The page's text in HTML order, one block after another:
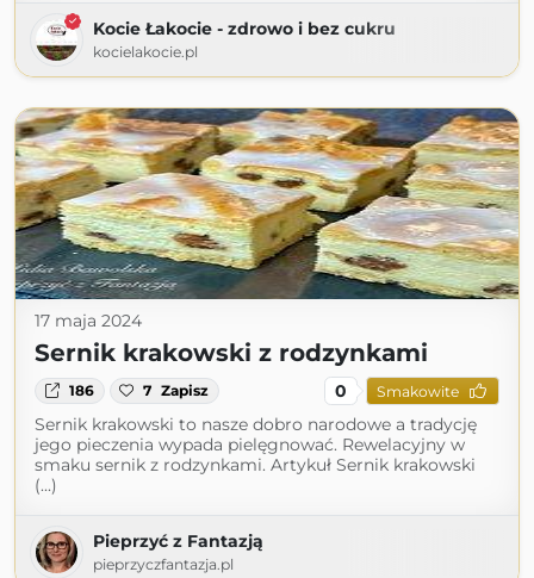
Kocie Łakocie - zdrowo i bez cukru
kocielakocie.pl
17 maja 2024
Sernik krakowski z rodzynkami
186 7 Zapisz 0 Smakowite
Sernik krakowski to nasze dobro narodowe a tradycję
jego pieczenia wypada pielęgnować. Rewelacyjny w
smaku sernik z rodzynkami. Artykuł Sernik krakowski
(...)
Pieprzyć z Fantazją
pieprzyczfantazja.pl